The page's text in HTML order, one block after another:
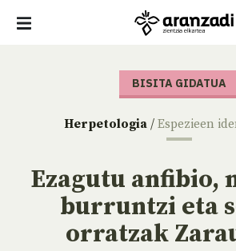
BISITA GIDATUA
Herpetologia / Espezieen
Ezagutu anfibio,
burruntzi eta
orratzak